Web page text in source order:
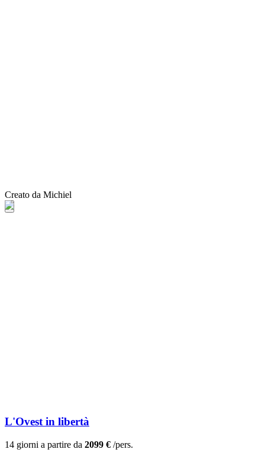
Creato da Michiel
L'Ovest in libertà
14 giorni a partire da 2099 € /pers.